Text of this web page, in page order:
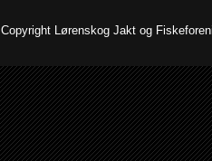
Copyright Lørenskog Jakt og